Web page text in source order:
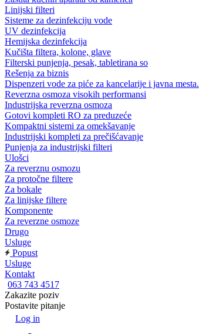
Linijski filteri
Sisteme za dezinfekciju vode
UV dezinfekcija
Hemijska dezinfekcija
Kučišta filtera, kolone, glave
Filterski punjenja, pesak, tabletirana so
Rešenja za biznis
Dispenzeri vode za piće za kancelarije i javna mesta.
Reverzna osmoza visokih performansi
Industrijska reverzna osmoza
Gotovi kompleti RO za preduzeće
Kompaktni sistemi za omekšavanje
Industrijski kompleti za prečišćavanje
Punjenja za industrijski filteri
Ulošci
Za reverznu osmozu
Za protočne filtere
Za bokale
Za linijske filtere
Komponente
Za reverzne osmoze
Drugo
Usluge
Popust
Usluge
Kontakt
063 743 4517
Zakazite poziv
Postavite pitanje
Log in